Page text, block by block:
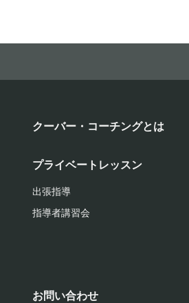
クーバー・コーチングとは
プライベートレッスン
出張指導
指導者講習会
お問い合わせ